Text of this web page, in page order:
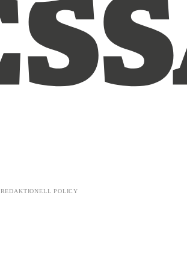
REDAKTIONELL POLICY